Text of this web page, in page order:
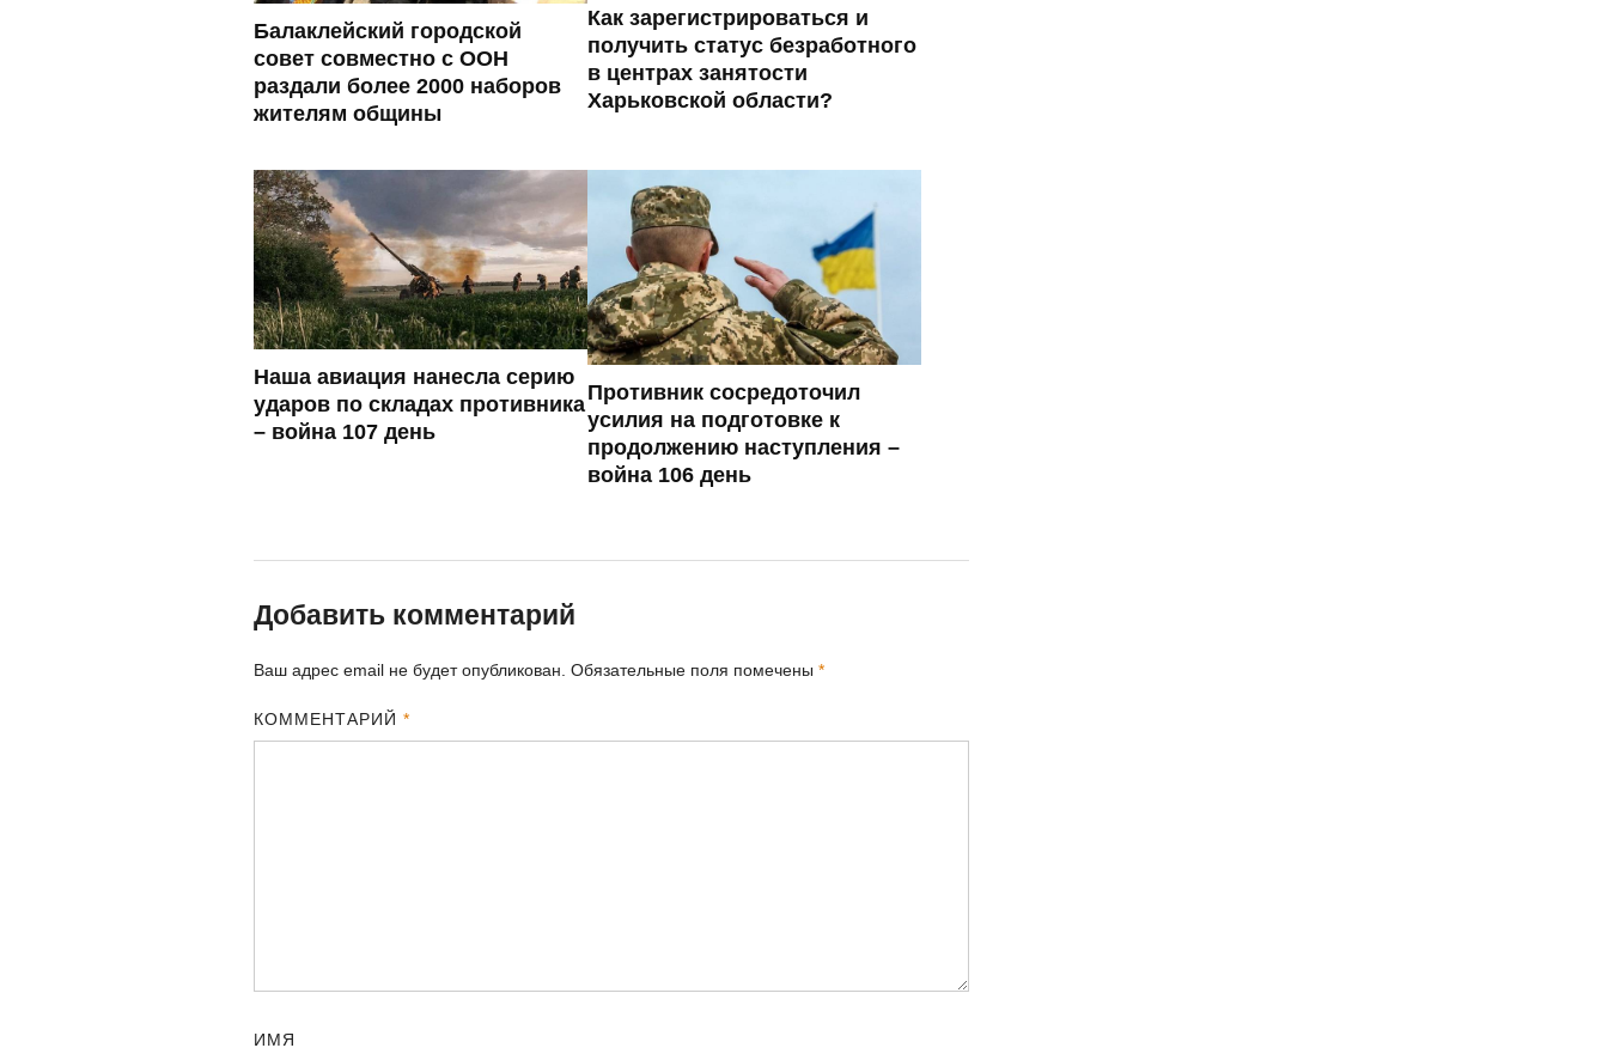
Балаклейский городской
совет совместно с ООН
раздали более 2000 наборов
жителям общины
Как зарегистрироваться и
получить статус безработного
в центрах занятости
Харьковской области?
Наша авиация нанесла серию
ударов по складах противника
– война 107 день
Противник сосредоточил
усилия на подготовке к
продолжению наступления –
война 106 день
Добавить комментарий
Ваш адрес email не будет опубликован. Обязательные поля помечены *
КОММЕНТАРИЙ*
ИМЯ